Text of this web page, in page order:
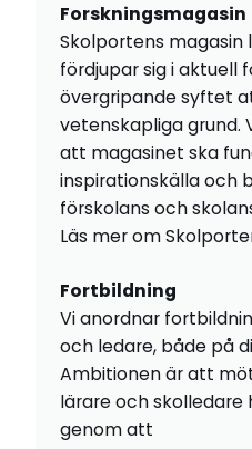
Forskningsmagasin
Skolportens
fördjupar sig i aktuell
övergripande syftet
vetenskapliga grund.
att magasinet ska
inspirationskälla och
förskolans och
Läs mer om
Fortbildning
Vi anordnar
och ledare, både på
Ambitionen är att
lärare och skolledare
genom att